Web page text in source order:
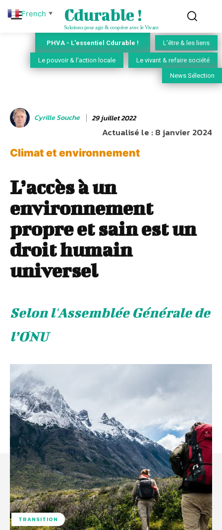
Cdurable !
Solutions pour agir & coopérer avec le Vivant
PHVA - L'essentiel Cdurable ! L'être & les liens
Le pouvoir & l'action locale Le vivant & refaire société
News Sélection
Cyrille Souche 29 juillet 2022
Actualisé le :8 janvier 2024
Climat et environnement
L’accès à un
environnement
propre et sain est un
droit humain
universel
Selon l'Assemblée Générale de
l’ONU
TRANSITION
French ▼